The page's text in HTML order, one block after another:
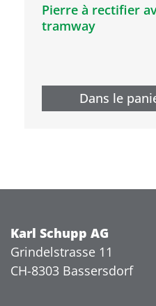
Pierre à rectifier
tramway
Dans le
Karl Schupp AG
Grindelstrasse 11
CH-8303 Bassersdorf